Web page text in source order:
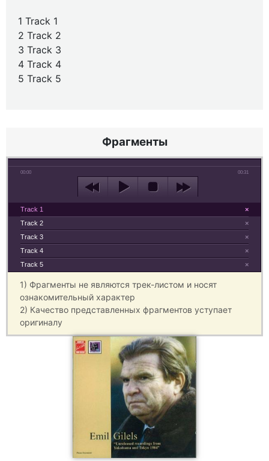
1 Track 1
2 Track 2
3 Track 3
4 Track 4
5 Track 5
Фрагменты
00:00 00:31
×
Track 1
×
Track 2
×
Track 3
×
Track 4
×
Track 5
1) Фрагменты не являются трек-листом и носят
ознакомительный характер
2) Качество представленных фрагментов уступает
оригиналу